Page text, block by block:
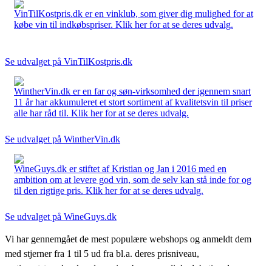
VinTilKostpris.dk er en vinklub, som giver dig mulighed for at
købe vin til indkøbspriser. Klik her for at se deres udvalg.
Se udvalget på VinTilKostpris.dk
WintherVin.dk er en far og søn-virksomhed der igennem snart
11 år har akkumuleret et stort sortiment af kvalitetsvin til priser
alle har råd til. Klik her for at se deres udvalg.
Se udvalget på WintherVin.dk
WineGuys.dk er stiftet af Kristian og Jan i 2016 med en
ambition om at levere god vin, som de selv kan stå inde for og
til den rigtige pris. Klik her for at se deres udvalg.
Se udvalget på WineGuys.dk
Vi har gennemgået de mest populære webshops og anmeldt dem
med stjerner fra 1 til 5 ud fra bl.a. deres prisniveau,